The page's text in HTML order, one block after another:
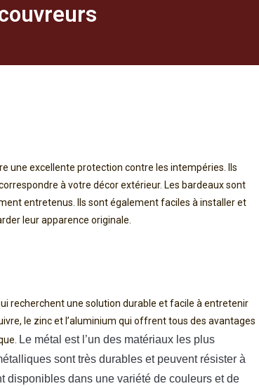
une excellente protection contre les intempéries. Ils
à votre décor extérieur. Les bardeaux sont
entretenus. Ils sont également faciles à installer et
leur apparence originale.
recherchent une solution durable et facile à entretenir
le zinc et l’aluminium qui offrent tous des avantages
Le métal est l’un des matériaux les plus
sont très durables et peuvent résister à
disponibles dans une variété de couleurs et de